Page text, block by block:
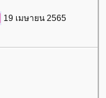
19 เมษายน 2565